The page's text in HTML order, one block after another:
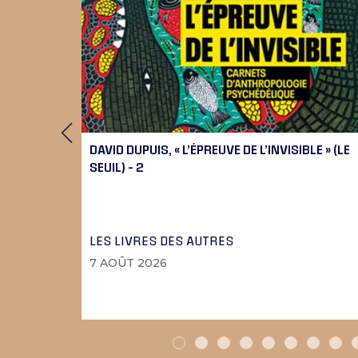
DAVID DUPUIS, « L’ÉPREUVE DE L’INVISIBLE » (LE
SEUIL) – 2
LES LIVRES DES AUTRES
7 AOÛT 2026